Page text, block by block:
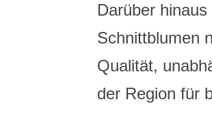
Darüber
Schnittblumen
Qualität,
der Region für